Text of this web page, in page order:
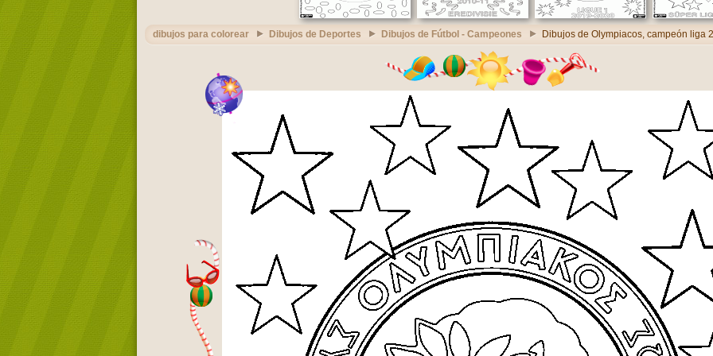
dibujos para colorear Dibujos de Deportes Dibujos de Fútbol - Campeones Dibujos de Olympiacos, campeón liga